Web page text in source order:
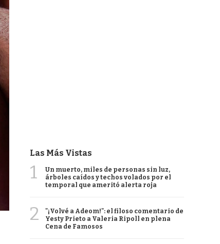
Las Más Vistas
1
Un muerto, miles de personas sin luz,
árboles caídos y techos volados por el
temporal que ameritó alerta roja
2
"¡Volvé a Adeom!": el filoso comentario de
Yesty Prieto a Valeria Ripoll en plena
Cena de Famosos